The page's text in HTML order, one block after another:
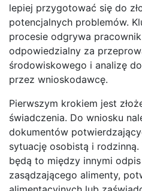
lepiej przygotować się do
potencjalnych problemów.
procesie odgrywa
odpowiedzialny za
środowiskowego i analizę
przez wnioskodawcę.
Pierwszym krokiem jest
świadczenia. Do wniosku
dokumentów
sytuację osobistą i
będą to między innymi
zasądzającego alimenty,